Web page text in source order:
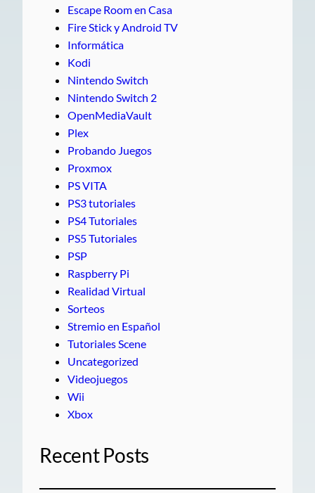
Escape Room en Casa
Fire Stick y Android TV
Informática
Kodi
Nintendo Switch
Nintendo Switch 2
OpenMediaVault
Plex
Probando Juegos
Proxmox
PS VITA
PS3 tutoriales
PS4 Tutoriales
PS5 Tutoriales
PSP
Raspberry Pi
Realidad Virtual
Sorteos
Stremio en Español
Tutoriales Scene
Uncategorized
Videojuegos
Wii
Xbox
Recent Posts